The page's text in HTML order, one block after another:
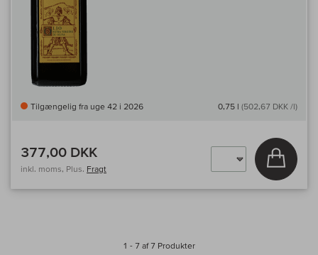
Tilgængelig fra uge 42 i 2026 0,75 l (502,67 DKK /l)
377,00 DKK
inkl. moms, Plus. Fragt
Læg i
1 - 7 af 7 Produkter